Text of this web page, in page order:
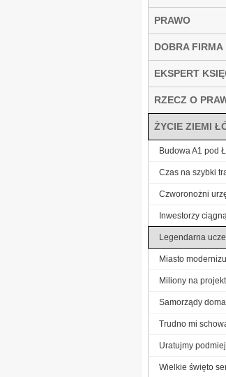
PRAWO
DOBRA FIRMA
EKSPERT
RZECZ O
ŻYCIE ZIEMI
Budowa A1 pod
Czas na szybki
Czworonożni
Inwestorzy
Legendarna
Miasto
Miliony na
Samorządy
Trudno mi
Uratujmy
Wielkie święto